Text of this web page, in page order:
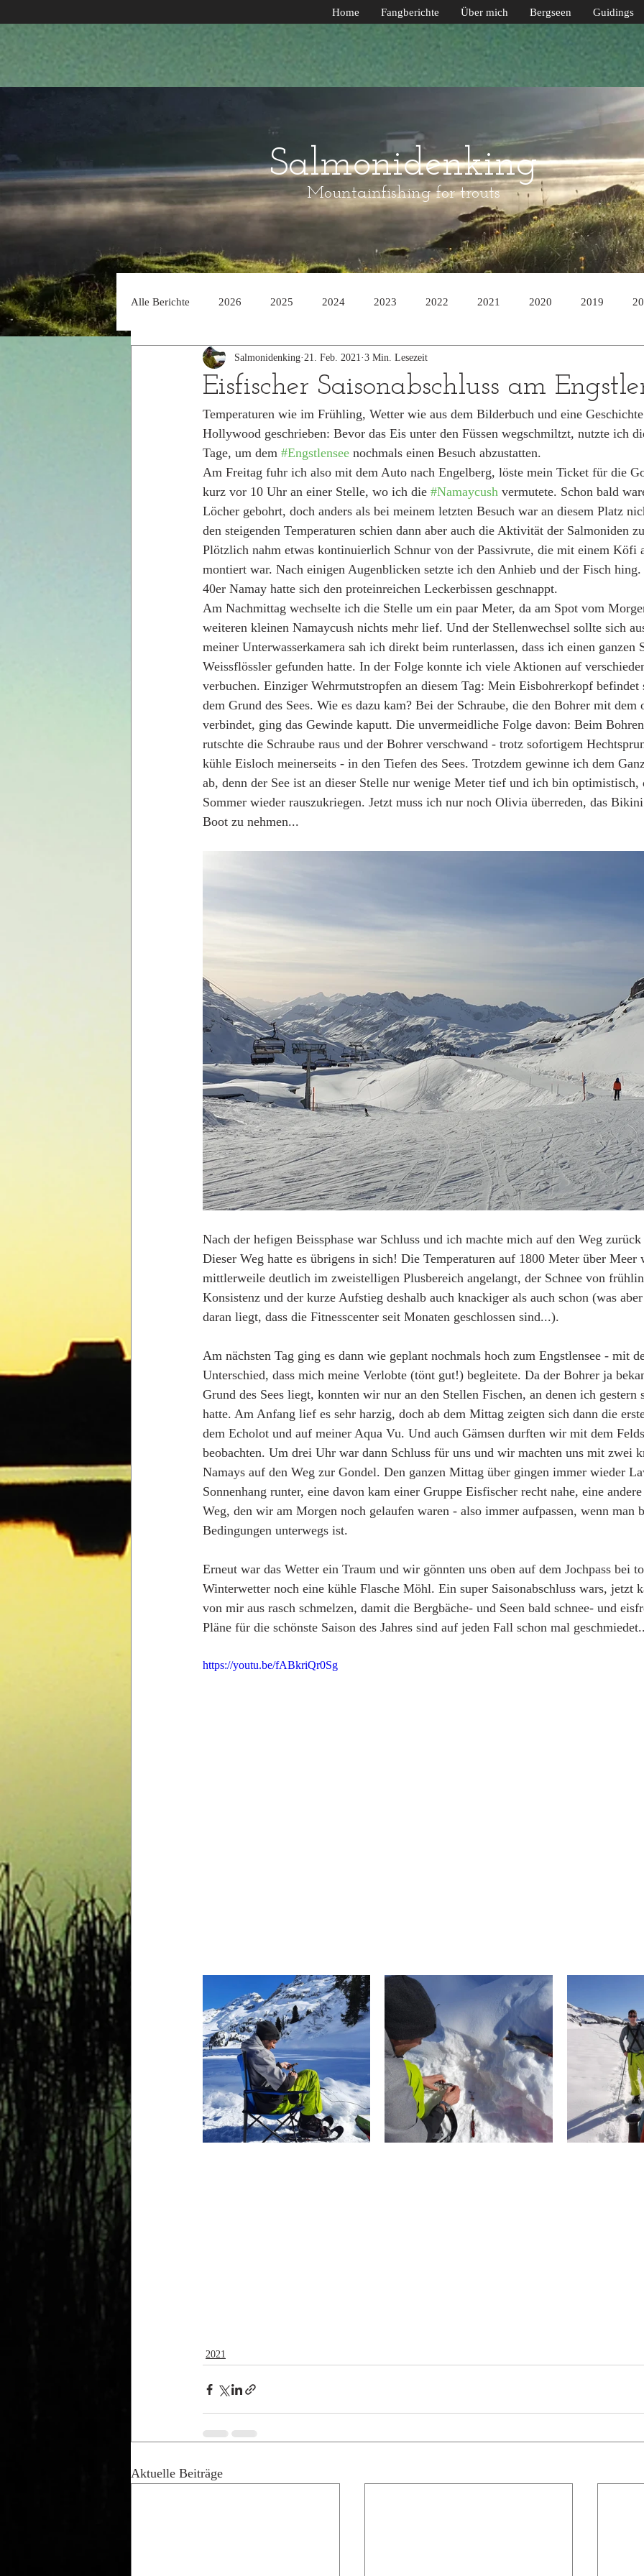
Home Fangberichte Über mich Bergseen Guidings
Salmonidenking
Mountainfishing for trouts
Alle Berichte 2026 2025 2024 2023 2022 2021 2020 2019
2014
Eisfischer Saisonabschluss am
Salmonidenking 21. Feb. 2021 3 Min. Lesezeit
Temperaturen wie im Frühling, Wetter wie aus dem Bilderbuch und eine
Hollywood geschrieben: Bevor das Eis unter den Füssen wegschmiltzt, nutzte ich
Tage, um dem #Engstlensee nochmals einen Besuch abzustatten.
Am Freitag fuhr ich also mit dem Auto nach Engelberg, löste mein Ticket für die
kurz vor 10 Uhr an einer Stelle, wo ich die #Namaycush vermutete. Schon bald
Löcher gebohrt, doch anders als bei meinem letzten Besuch war an diesem Platz
den steigenden Temperaturen schien dann aber auch die Aktivität der Salmoniden
Plötzlich nahm etwas kontinuierlich Schnur von der Passivrute, die mit einem Köfi
montiert war. Nach einigen Augenblicken setzte ich den Anhieb und der Fisch
40er Namay hatte sich den proteinreichen Leckerbissen geschnappt.
Am Nachmittag wechselte ich die Stelle um ein paar Meter, da am Spot vom
weiteren kleinen Namaycush nichts mehr lief. Und der Stellenwechsel sollte sich
meiner Unterwasserkamera sah ich direkt beim runterlassen, dass ich einen ganzen
Weissflössler gefunden hatte. In der Folge konnte ich viele Aktionen auf
verbuchen. Einziger Wehrmutstropfen an diesem Tag: Mein Eisbohrerkopf
dem Grund des Sees. Wie es dazu kam? Bei der Schraube, die den Bohrer mit
verbindet, ging das Gewinde kaputt. Die unvermeidliche Folge davon: Beim
rutschte die Schraube raus und der Bohrer verschwand - trotz sofortigem
kühle Eisloch meinerseits - in den Tiefen des Sees. Trotzdem gewinne ich dem
ab, denn der See ist an dieser Stelle nur wenige Meter tief und ich bin
Sommer wieder rauszukriegen. Jetzt muss ich nur noch Olivia überreden, das
Boot zu nehmen...
Nach der hefigen Beissphase war Schluss und ich machte mich auf den Weg
Dieser Weg hatte es übrigens in sich! Die Temperaturen auf 1800 Meter über Meer
mittlerweile deutlich im zweistelligen Plusbereich angelangt, der Schnee von
Konsistenz und der kurze Aufstieg deshalb auch knackiger als auch schon (was
daran liegt, dass die Fitnesscenter seit Monaten geschlossen sind...).
Am nächsten Tag ging es dann wie geplant nochmals hoch zum Engstlensee - mit
Unterschied, dass mich meine Verlobte (tönt gut!) begleitete. Da der Bohrer ja
Grund des Sees liegt, konnten wir nur an den Stellen Fischen, an denen ich
hatte. Am Anfang lief es sehr harzig, doch ab dem Mittag zeigten sich dann die
dem Echolot und auf meiner Aqua Vu. Und auch Gämsen durften wir mit dem
beobachten. Um drei Uhr war dann Schluss für uns und wir machten uns mit zwei
Namays auf den Weg zur Gondel. Den ganzen Mittag über gingen immer wieder
Sonnenhang runter, eine davon kam einer Gruppe Eisfischer recht nahe, eine
Weg, den wir am Morgen noch gelaufen waren - also immer aufpassen, wenn man
Bedingungen unterwegs ist.
Erneut war das Wetter ein Traum und wir gönnten uns oben auf dem Jochpass bei
Winterwetter noch eine kühle Flasche Möhl. Ein super Saisonabschluss wars, jetzt
von mir aus rasch schmelzen, damit die Bergbäche- und Seen bald schnee- und
Pläne für die schönste Saison des Jahres sind auf jeden Fall schon mal
https://youtu.be/fABkriQr0Sg
2021
Aktuelle Beiträge